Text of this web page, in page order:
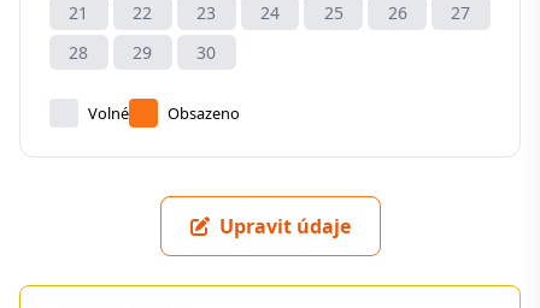
21
22 23 24 25 26
27
28
29 30
Volné Obsazeno
Upravit údaje